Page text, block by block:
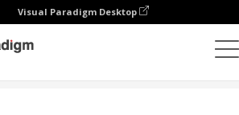
Visual Paradigm Desktop